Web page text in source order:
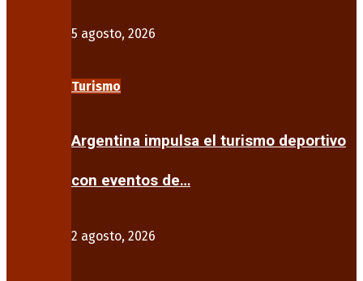
5 agosto, 2026
Turismo
Argentina impulsa el turismo deportivo
con eventos de…
2 agosto, 2026